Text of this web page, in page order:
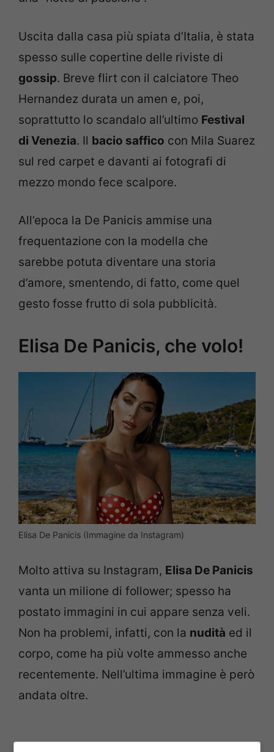
Uscita dalla casa più spiata d’Italia, è stata
spesso sulle copertine delle riviste di
gossip. Breve flirt con il calciatore Theo
Hernandez durata un amen e, poi,
soprattutto lo scandalo all’ultimo Festival
di Venezia. Il bacio saffico con Mila Suarez
sul red carpet e davanti ai fotografi di
mezzo mondo fece scalpore.
All’epoca la De Panicis ammise una
frequentazione con la modella che
sarebbe potuta diventare una storia
d’amore, smentendo, di fatto, come quel
gesto fosse frutto di sola pubblicità.
Elisa De Panicis, che volo!
Elisa De Panicis (Immagine da Instagram)
Molto attiva su Instagram, Elisa De Panicis
vanta un milione di follower; spesso ha
postato immagini in cui appare senza veli.
Non ha problemi, infatti, con la nudità ed il
corpo, come ha più volte ammesso anche
recentemente. Nell’ultima immagine è però
andata oltre.